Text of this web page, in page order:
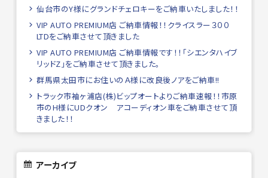
仙台市のY様にグランドチェロキーをご納車いたしました！！
VIP AUTO PREMIUM店 ご納車情報！！クライスラー３００
LTDをご納車させて頂きました
VIP AUTO PREMIUM店 ご納車情報です！！「シエンタハイブ
リッドZ」をご納車させて頂きました。
群馬県太田市にお住いのＡ様に改良後ノアをご納車!!
トラック市袖ヶ浦店(株)ビップオートよりご納車速報！！市原
市のH様にUDクオン アコーディオン車をご納車させて頂
きました！！
アーカイブ